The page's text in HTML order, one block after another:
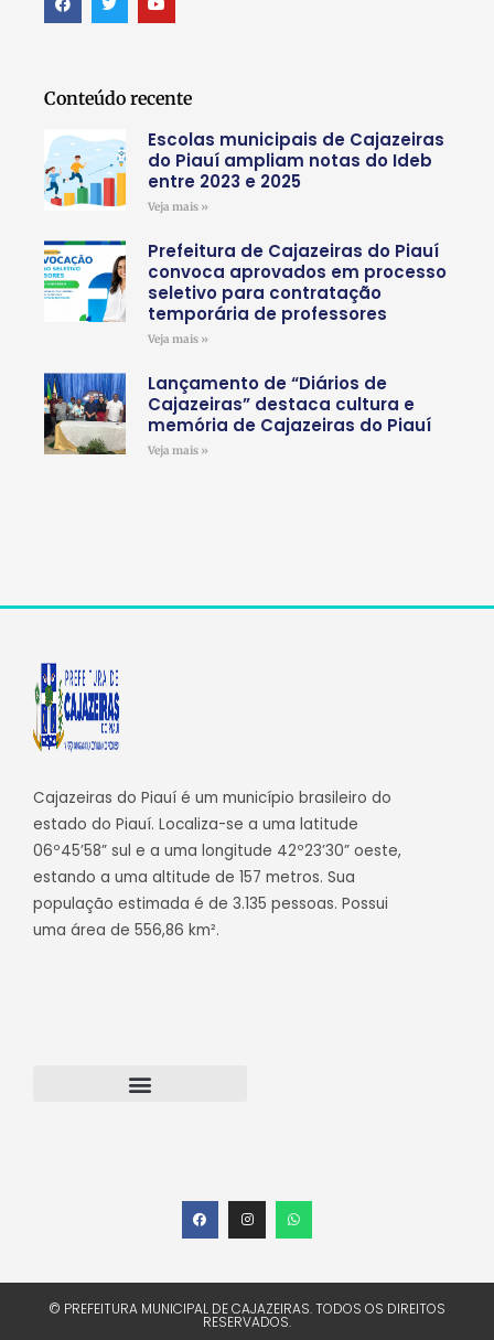
Conteúdo recente
Escolas municipais de Cajazeiras
do Piauí ampliam notas do Ideb
entre 2023 e 2025
Veja mais »
Prefeitura de Cajazeiras do Piauí
convoca aprovados em processo
seletivo para contratação
temporária de professores
Veja mais »
Lançamento de “Diários de
Cajazeiras” destaca cultura e
memória de Cajazeiras do Piauí
Veja mais »
Cajazeiras do Piauí é um município brasileiro do
estado do Piauí. Localiza-se a uma latitude
06º45’58” sul e a uma longitude 42º23’30” oeste,
estando a uma altitude de 157 metros. Sua
população estimada é de 3.135 pessoas. Possui
uma área de 556,86 km².
© PREFEITURA MUNICIPAL DE CAJAZEIRAS. TODOS OS DIREITOS
RESERVADOS.